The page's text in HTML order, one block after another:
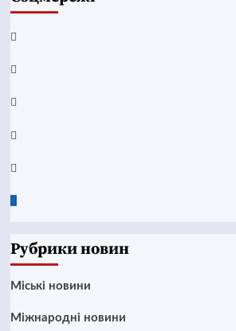
Facebook
YouTube
Telegram
Instagram
Twitter
Google
Рубрики новин
Mіські новини
Міжнародні новини